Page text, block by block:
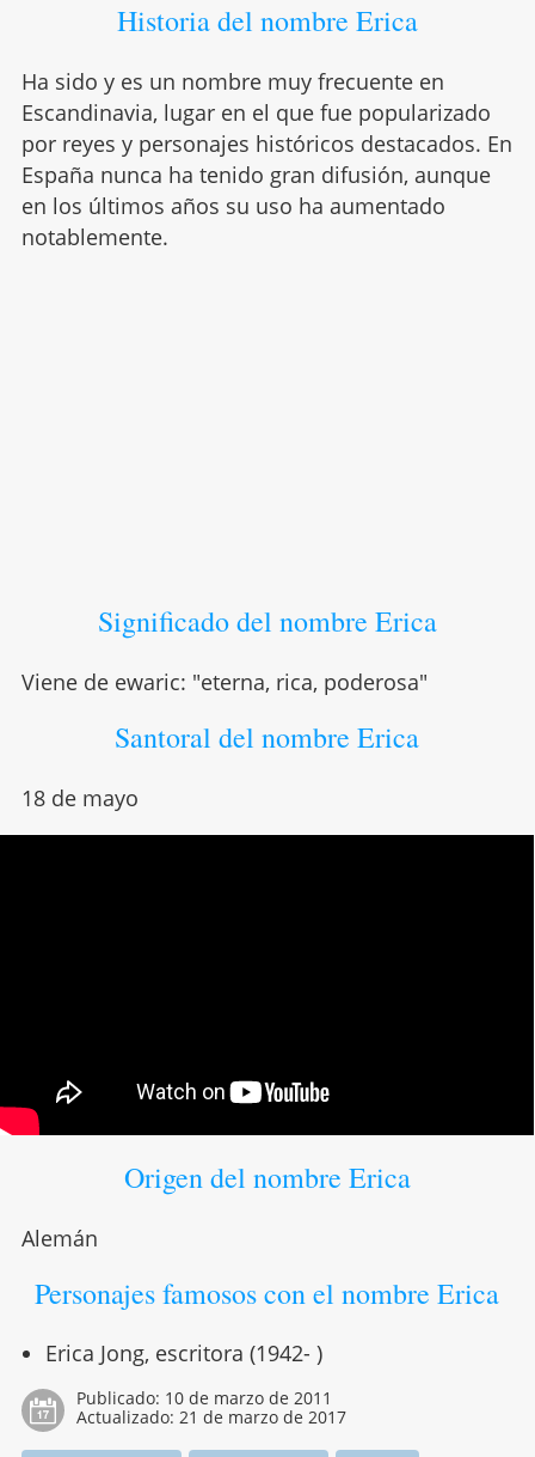
Historia del nombre Erica
Ha sido y es un nombre muy frecuente en
Escandinavia, lugar en el que fue popularizado
por reyes y personajes históricos destacados. En
España nunca ha tenido gran difusión, aunque
en los últimos años su uso ha aumentado
notablemente.
Significado del nombre Erica
Viene de ewaric: "eterna, rica, poderosa"
Santoral del nombre Erica
18 de mayo
Origen del nombre Erica
Alemán
Personajes famosos con el nombre Erica
Erica Jong, escritora (1942- )
Publicado: 10 de marzo de 2011
Actualizado: 21 de marzo de 2017